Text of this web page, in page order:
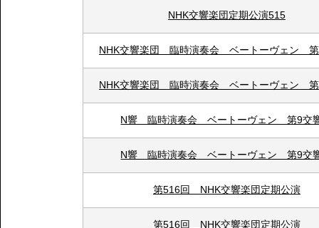
NHK交響楽団定期公演515
NHK交響楽団 臨時演奏会 ベートーヴェン 第
NHK交響楽団 臨時演奏会 ベートーヴェン 第
N響 臨時演奏会 ベートーヴェン 第9交
N響 臨時演奏会 ベートーヴェン 第9交
第516回 NHK交響楽団定期公演
第516回 NHK交響楽団定期公演